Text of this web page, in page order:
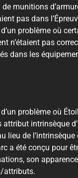
munitions
pas dans
problème où
n’étaient pas
dans les
problème où
attribut intrinsèque
lieu de l’intrinsèque
a été conçu pour
son
attributs.